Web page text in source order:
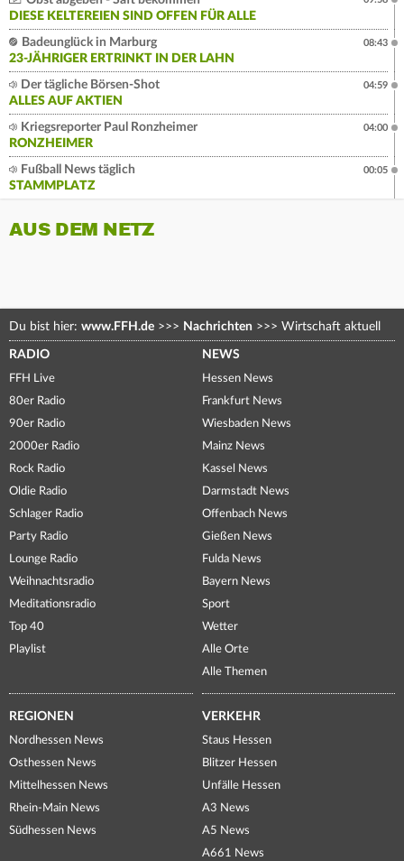
DIESE KELTEREIEN SIND OFFEN FÜR ALLE
Badeunglück in Marburg
23-JÄHRIGER ERTRINKT IN DER LAHN
08:43
Der tägliche Börsen-Shot
ALLES AUF AKTIEN
04:59
Kriegsreporter Paul Ronzheimer
RONZHEIMER
04:00
Fußball News täglich
STAMMPLATZ
00:05
AUS DEM NETZ
Du bist hier: www.FFH.de >>> Nachrichten >>> Wirtschaft aktuell
RADIO
FFH Live
80er Radio
90er Radio
2000er Radio
Rock Radio
Oldie Radio
Schlager Radio
Party Radio
Lounge Radio
Weihnachtsradio
Meditationsradio
Top 40
Playlist
NEWS
Hessen News
Frankfurt News
Wiesbaden News
Mainz News
Kassel News
Darmstadt News
Offenbach News
Gießen News
Fulda News
Bayern News
Sport
Wetter
Alle Orte
Alle Themen
REGIONEN
Nordhessen News
Osthessen News
Mittelhessen News
Rhein-Main News
Südhessen News
VERKEHR
Staus Hessen
Blitzer Hessen
Unfälle Hessen
A3 News
A5 News
A661 News